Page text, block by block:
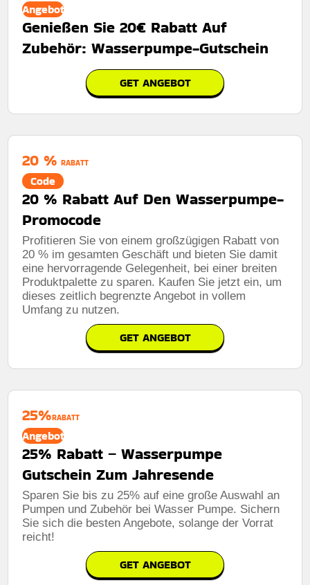
Angebot
Genießen Sie 20€ Rabatt Auf
Zubehör: Wasserpumpe-Gutschein
GET ANGEBOT
20 % RABATT
Code
20 % Rabatt Auf Den Wasserpumpe-
Promocode
Profitieren Sie von einem großzügigen Rabatt von
20 % im gesamten Geschäft und bieten Sie damit
eine hervorragende Gelegenheit, bei einer breiten
Produktpalette zu sparen. Kaufen Sie jetzt ein, um
dieses zeitlich begrenzte Angebot in vollem
Umfang zu nutzen.
GET ANGEBOT
25%RABATT
Angebot
25% Rabatt – Wasserpumpe
Gutschein Zum Jahresende
Sparen Sie bis zu 25% auf eine große Auswahl an
Pumpen und Zubehör bei Wasser Pumpe. Sichern
Sie sich die besten Angebote, solange der Vorrat
reicht!
GET ANGEBOT